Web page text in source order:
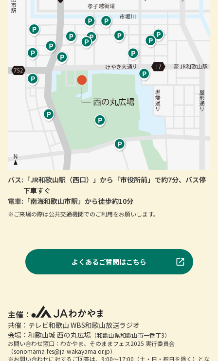
バス: 「JR和歌山駅（西口）」から「市役所前」で約7分、バス停
下車すぐ
電車: 「南海和歌山市駅」から徒歩約10分
※ご来場の際は公共交通機関でのご利用をお願いします。
よくあるご質問はこちら
主催：
共催：テレビ和歌山 WBS和歌山放送ラジオ
会場：和歌山城 西の丸広場 （和歌山県和歌山市一番丁3）
お問い合わせ窓口：わかやま、そのままフェス2025 実行委員会
（sonomama-fes@ja-wakayama.or.jp）
※お問い合わせに対するご回答は、9:00～17:00（土・日・祝日を除く）とな